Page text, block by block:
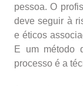
pessoa. O
deve seguir à
e éticos
E um método
processo é a